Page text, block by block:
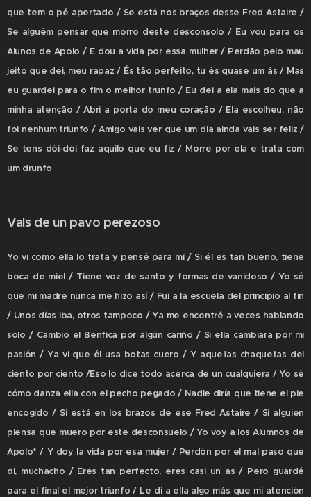
que tem o pé apertado / Se está nos braços desse Fred Astaire /
Se alguém pensar que morro deste desconsolo / Eu vou para os
Alunos de Apolo / E dou a vida por essa mulher / Perdão pelo mau
jeito que dei, meu rapaz / És tão perfeito, tu és quase um ás / Mas
eu guardei para o fim o melhor trunfo / Eu dei a ela mais do que a
minha atenção / Abri a porta do meu coração / Ela escolheu, não
foi nenhum triunfo / Amigo vais ver que um dia ainda vais ser feliz /
Se tens dói-dói faz aquilo que eu fiz / Morre por ela e trata com
um drunfo
Vals de un pavo perezoso
Yo vi como ella lo trata y pensé para mí / Si él es tan bueno, tiene
boca de miel / Tiene voz de santo y formas de vanidoso / Yo sé
que mi madre nunca me hizo así / Fui a la escuela del principio al fin
/ Unos días iba, otros tampoco / Ya me encontré a veces hablando
solo / Cambio el Benfica por algún cariño / Si ella cambiara por mi
pasión / Ya vi que él usa botas cuero / Y aquellas chaquetas del
ciento por ciento /Eso lo dice todo acerca de un cualquiera / Yo sé
cómo danza ella con el pecho pegado / Nadie diría que tiene el pie
encogido / Si está en los brazos de ese Fred Astaire / Si alguien
piensa que muero por este desconsuelo / Yo voy a los Alumnos de
Apolo* / Y doy la vida por esa mujer / Perdón por el mal paso que
di, muchacho / Eres tan perfecto, eres casi un as / Pero guardé
para el final el mejor triunfo / Le di a ella algo más que mi atención